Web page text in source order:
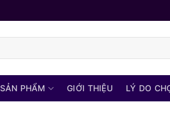
SẢN PHẨM GIỚI THIỆU LÝ DO